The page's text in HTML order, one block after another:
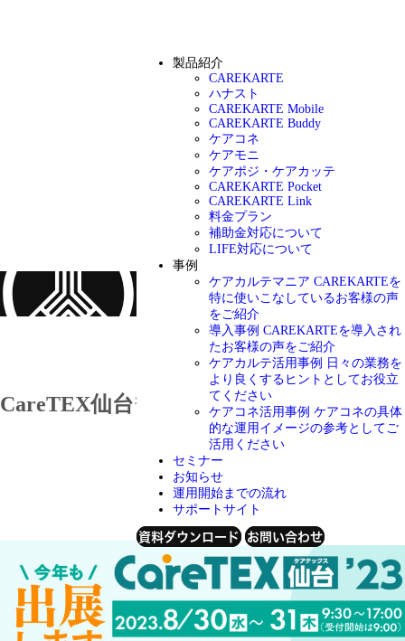
製品紹介
CAREKARTE
ハナスト
CAREKARTE Mobile
CAREKARTE Buddy
ケアコネ
ケアモニ
ケアポジ・ケアカッテ
CAREKARTE Pocket
CAREKARTE Link
料金プラン
補助金対応について
LIFE対応について
事例
ケアカルテマニア CAREKARTEを
特に使いこなしているお客様の声
をご紹介
導入事例 CAREKARTEを導入され
たお客様の声をご紹介
ケアカルテ活用事例
日々の業務を
より良くするヒントとしてお役立
てください
ケアコネ活用事例 ケアコネの具体
的な運用イメージの参考としてご
活用ください
セミナー
お知らせ
運用開始までの流れ
サポートサイト
資料ダウンロード お問い合わせ
お知らせ
CareTEX仙台’23に出展します